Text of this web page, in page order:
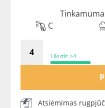
C
Likutis >4
Atsiėmimas